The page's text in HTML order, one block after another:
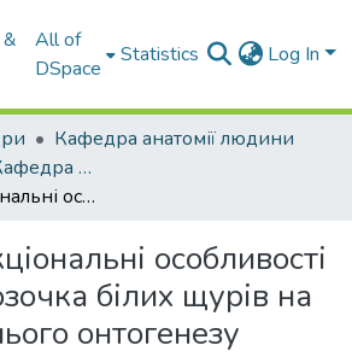
All of
DSpace
Statistics Log In
Кафедра анатомії людини
Наукові праці. Кафедра анатомії людини
Морфофункціональні особливості розвитку мозочка білих щурів на етапах раннього онтогенезу
особливості
білих щурів на
онтогенезу